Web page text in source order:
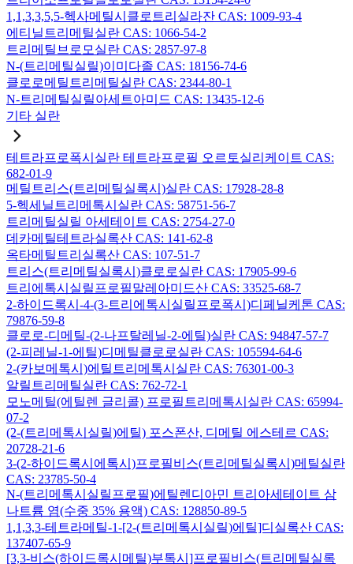
1,1,3,3,5,5-헥사메틸시클로트리실라잔 CAS: 1009-93-4
에티닐트리메틸실란 CAS: 1066-54-2
트리메틸브로모실란 CAS: 2857-97-8
N-(트리메틸실릴)이미다졸 CAS: 18156-74-6
클로로메틸트리메틸실란 CAS: 2344-80-1
N-트리메틸실릴아세트아미드 CAS: 13435-12-6
기타 실란
테트라프로폭시실란 테트라프로필 오르토실리케이트 CAS:
682-01-9
메틸트리스(트리메틸실록시)실란 CAS: 17928-28-8
5-헥세닐트리메톡시실란 CAS: 58751-56-7
트리메틸실릴 아세테이트 CAS: 2754-27-0
데카메틸테트라실록산 CAS: 141-62-8
옥타메틸트리실록산 CAS: 107-51-7
트리스(트리메틸실록시)클로로실란 CAS: 17905-99-6
트리에톡시실릴프로필말레아미드산 CAS: 33525-68-7
2-하이드록시-4-(3-트리에톡시실릴프로폭시)디페닐케톤 CAS:
79876-59-8
클로로-디메틸-(2-나프탈레닐-2-에틸)실란 CAS: 94847-57-7
(2-피레닐-1-에틸)디메틸클로로실란 CAS: 105594-64-6
2-(카보메톡시)에틸트리메톡시실란 CAS: 76301-00-3
알릴트리메틸실란 CAS: 762-72-1
모노메틸(에틸렌 글리콜) 프로필트리메톡시실란 CAS: 65994-
07-2
(2-(트리메톡시실릴)에틸) 포스폰산, 디메틸 에스테르 CAS:
20728-21-6
3-(2-하이드록시에톡시)프로필비스(트리메틸실록시)메틸실란
CAS: 23785-50-4
N-(트리메톡시실릴프로필)에틸렌디아민 트리아세테이트 삼
나트륨 염(수중 35% 용액) CAS: 128850-89-5
1,1,3,3-테트라메틸-1-[2-(트리메톡시실릴)에틸]디실록산 CAS:
137407-65-9
[3,3-비스(하이드록시메틸)부톡시]프로필비스(트리메틸실록